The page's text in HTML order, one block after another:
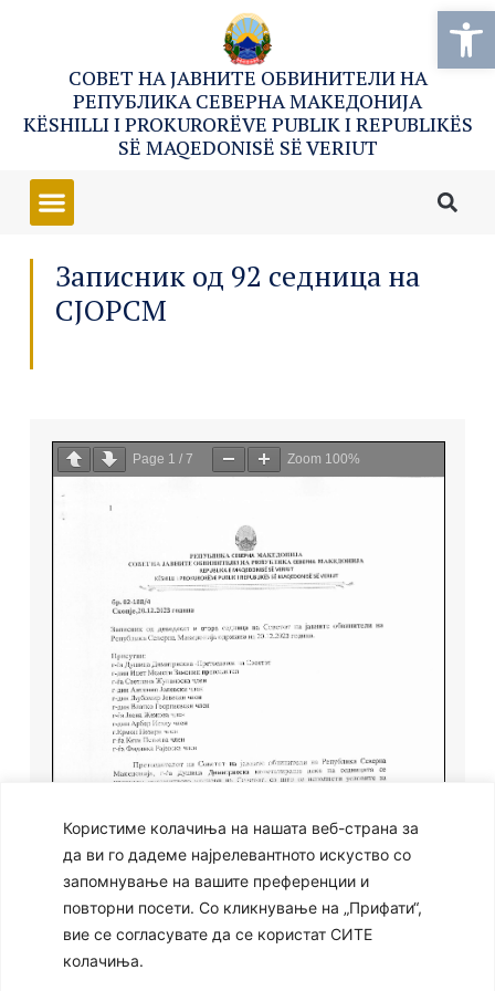
Користиме колачиња на нашата веб-страна за
да ви го дадеме најрелевантното искуство со
запомнување на вашите преференции и
повторни посети. Со кликнување на „Прифати“,
вие се согласувате да се користат СИТЕ
колачиња.
СОВЕТ НА ЈАВНИТЕ ОБВИНИТЕЛИ НА
РЕПУБЛИКА СЕВЕРНА МАКЕДОНИЈА
KËSHILLI I PROKURORËVE PUBLIK I REPUBLIKËS
SË MAQEDONISË SË VERIUT
Записник од 92 седница на
СЈОРСМ
Page 1 / 7 Zoom 100%